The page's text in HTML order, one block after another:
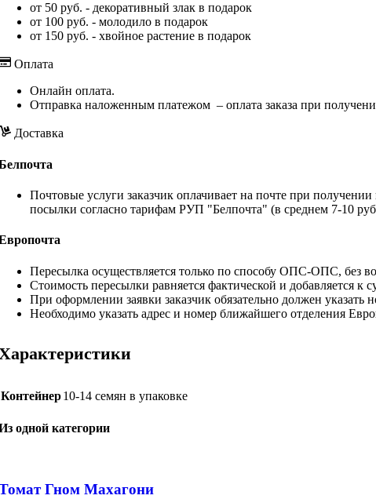
от 50 руб. - декоративный злак в подарок
от 100 руб. - молодило в подарок
от 150 руб. - хвойное растение в подарок
Оплата
Онлайн оплата.
Отправка наложенным платежом – оплата заказа при
Доставка
Почтовые услуги заказчик оплачивает на почте при
посылки согласно тарифам РУП "Белпочта" (в среднем 7-10
Пересылка осуществляется только по способу ОПС-ОПС, без
Стоимость пересылки равняется фактической и добавляется к
При оформлении заявки заказчик обязательно должен указать
Необходимо указать адрес и номер ближайшего отделения
Контейнер10-14 семян в упаковке
одной категории
Гном Махагони